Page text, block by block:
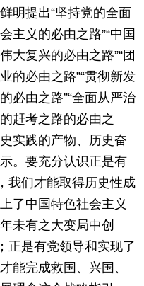
明提出“坚持党的全面
主义的必由之路”“中国
大复兴的必由之路”“团
的必由之路”“贯彻新发
必由之路”“全面从严治
赶考之路的必由之
实践的产物、历史奋
。要充分认识正是有
我们才能取得历史性成
了中国特色社会主义
未有之大变局中创
正是有党领导和实现了
能完成救国、兴国、